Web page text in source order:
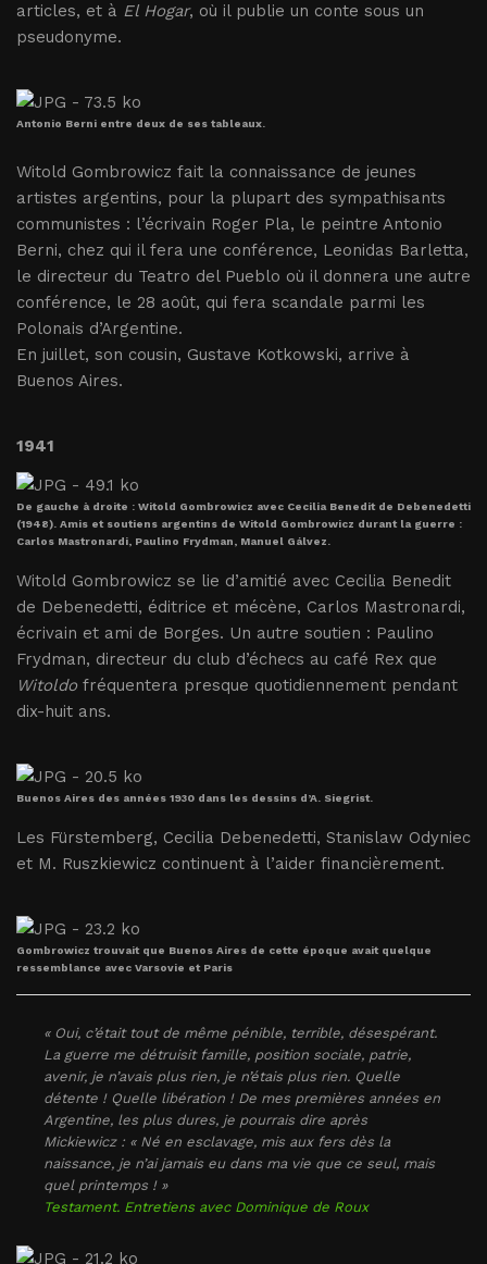
articles, et à El Hogar, où il publie un conte sous un
pseudonyme.
Antonio Berni entre deux de ses tableaux.
Witold Gombrowicz fait la connaissance de jeunes
artistes argentins, pour la plupart des sympathisants
communistes : l’écrivain Roger Pla, le peintre Antonio
Berni, chez qui il fera une conférence, Leonidas Barletta,
le directeur du Teatro del Pueblo où il donnera une autre
conférence, le 28 août, qui fera scandale parmi les
Polonais d’Argentine.
En juillet, son cousin, Gustave Kotkowski, arrive à
Buenos Aires.
1941
De gauche à droite : Witold Gombrowicz avec Cecilia Benedit de Debenedetti
(1948). Amis et soutiens argentins de Witold Gombrowicz durant la guerre :
Carlos Mastronardi, Paulino Frydman, Manuel Gálvez.
Witold Gombrowicz se lie d’amitié avec Cecilia Benedit
de Debenedetti, éditrice et mécène, Carlos Mastronardi,
écrivain et ami de Borges. Un autre soutien : Paulino
Frydman, directeur du club d’échecs au café Rex que
Witoldo fréquentera presque quotidiennement pendant
dix-huit ans.
Buenos Aires des années 1930 dans les dessins d’A. Siegrist.
Les Fürstemberg, Cecilia Debenedetti, Stanislaw Odyniec
et M. Ruszkiewicz continuent à l’aider financièrement.
Gombrowicz trouvait que Buenos Aires de cette époque avait quelque
ressemblance avec Varsovie et Paris
« Oui, c’était tout de même pénible, terrible, désespérant.
La guerre me détruisit famille, position sociale, patrie,
avenir, je n’avais plus rien, je n’étais plus rien. Quelle
détente ! Quelle libération ! De mes premières années en
Argentine, les plus dures, je pourrais dire après
Mickiewicz : « Né en esclavage, mis aux fers dès la
naissance, je n’ai jamais eu dans ma vie que ce seul, mais
quel printemps ! »
Testament. Entretiens avec Dominique de Roux